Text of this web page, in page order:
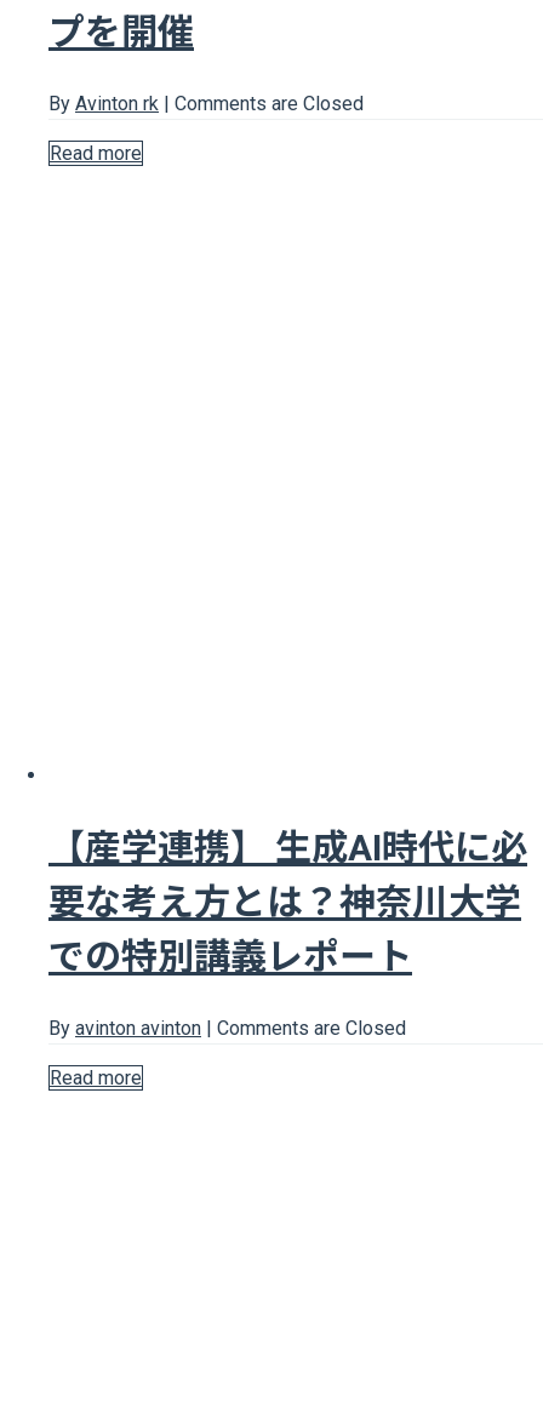
プを開催
By Avinton rk | Comments are Closed
Read more
【産学連携】 生成AI時代に必
要な考え方とは？神奈川大学
での特別講義レポート
By avinton avinton | Comments are Closed
Read more